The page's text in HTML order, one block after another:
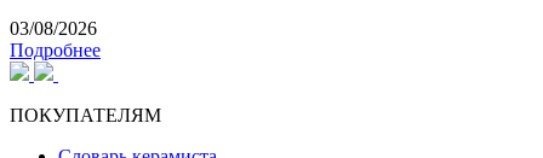
03/08/2026
Подробнее
ПОКУПАТЕЛЯМ